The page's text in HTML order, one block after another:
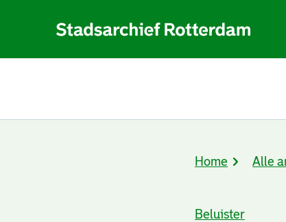
Kruimelpad
Home Alle
Beluister